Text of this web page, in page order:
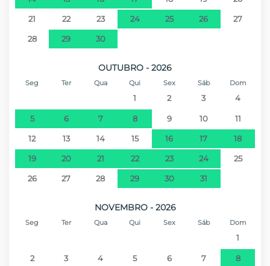
21 22 23 24 25 26 27
28 29 30
OUTUBRO - 2026
Seg Ter Qua Qui Sex Sáb Dom
1 2 3 4
5 6 7 8 9 10 11
12 13 14 15 16 17 18
19 20 21 22 23 24 25
26 27 28 29 30 31
NOVEMBRO - 2026
Seg Ter Qua Qui Sex Sáb Dom
1
2 3 4 5 6 7 8